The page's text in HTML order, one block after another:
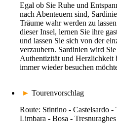
Egal ob Sie Ruhe und
nach Abenteuern sind,
Träume wahr werden zu
dieser Insel, lernen Sie ihre
und lassen Sie sich von der
verzaubern. Sardinien wird
Authentizität und Herzlichkeit
immer wieder besuchen
► Tourenvorschlag
Route: Stintino - Castelsardo -
Limbara - Bosa - Tresnuraghes